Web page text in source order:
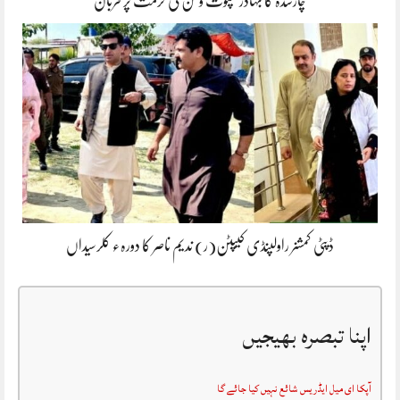
ڈپٹی کمشنر راولپنڈی کیپٹن(ر) ندیم ناصر کا دورہء کلرسیداں
اپنا تبصرہ بھیجیں
آپکا ای میل ایڈریس شائع نہیں کیا جائے گا